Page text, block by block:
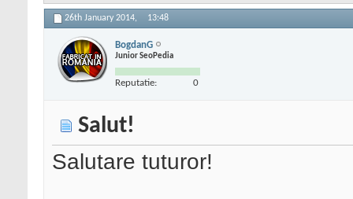
26th January 2014, 13:48
BogdanG
Junior SeoPedia
Reputatie: 0
Salut!
Salutare tuturor!